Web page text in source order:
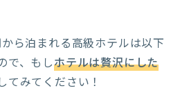
ら泊まれる高級ホテルは以下
で、もしホテルは贅沢にした
てみてください！